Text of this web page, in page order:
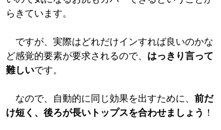
らきています。
ですが、実際はどれだけインすれば良いのかな
ど感覚的要素が要求されるので、 はっきり言って
難しいです。
なので、自動的に同じ効果を出すために、 前だ
け短く、後ろが長いトップスを合わせましょう ！